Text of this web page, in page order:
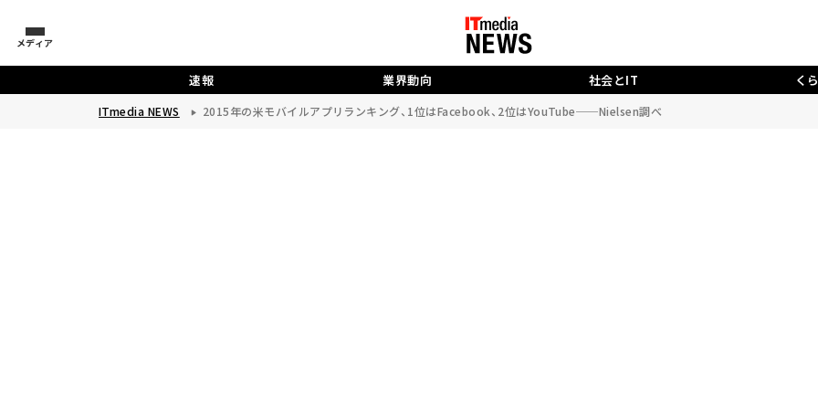
メディア
速報 業界動向 社会とIT く
ITmedia NEWS 2015年の米モバイルアプリランキング、1位はFacebook、2位はYouTube──Nielsen調べ